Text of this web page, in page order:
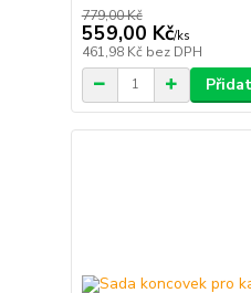
779,00 Kč
559,00 Kč/ks
461,98 Kč bez DPH